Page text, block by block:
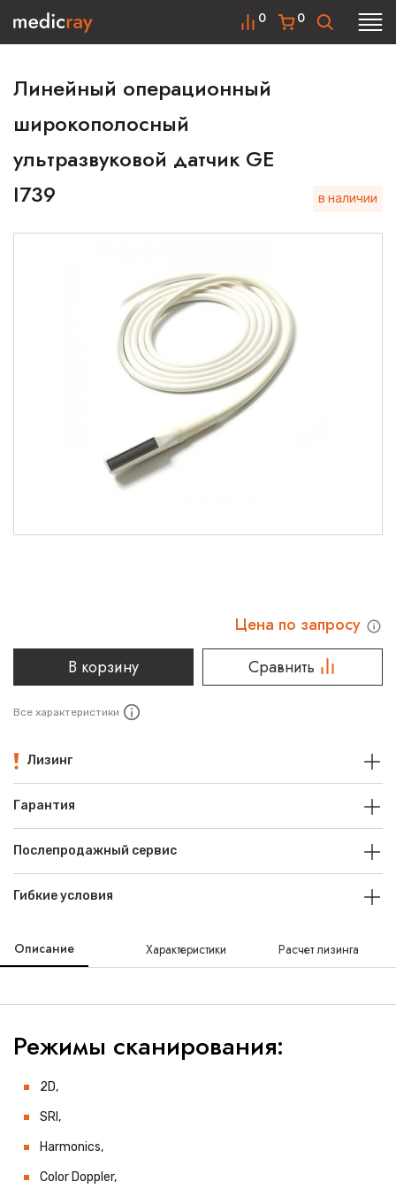
0
0
Линейный операционный
широкополосный
ультразвуковой датчик GE
I739
в наличии
Цена по запросу
В корзину
Сравнить
Все характеристики
Лизинг
Гарантия
Послепродажный сервис
Гибкие условия
Описание Характеристики Расчет лизинга
Режимы сканирования:
2D,
SRI,
Harmonics,
Color Doppler,